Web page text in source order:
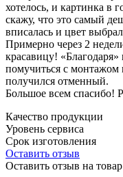
хотелось, и картинка в
скажу, что это самый
вписалась и цвет
Примерно через 2
красавицу!
помучиться с монтажом
получился отменный.
Большое всем спасибо!
Качество продукции
Уровень сервиса
Срок изготовления
Оставить отзыв
Оставить отзыв на